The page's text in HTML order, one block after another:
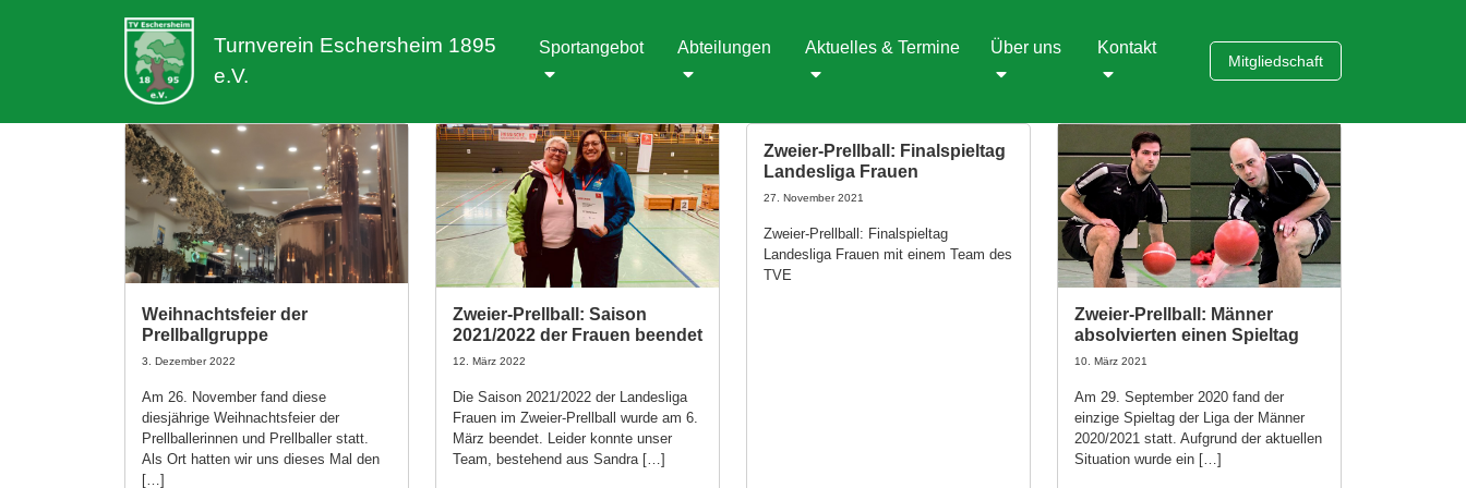
Turnverein Eschersheim 1895
e.V.
Sportangebot Abteilungen Aktuelles & Termine Über uns Kontakt
Mitgliedschaft
Weihnachtsfeier der
Prellballgruppe
3. Dezember 2022
Am 26. November fand diese
diesjährige Weihnachtsfeier der
Prellballerinnen und Prellballer statt.
Als Ort hatten wir uns dieses Mal den
[…]
Zweier-Prellball: Saison
2021/2022 der Frauen beendet
12. März 2022
Die Saison 2021/2022 der Landesliga
Frauen im Zweier-Prellball wurde am 6.
März beendet. Leider konnte unser
Team, bestehend aus Sandra […]
Zweier-Prellball: Finalspieltag
Landesliga Frauen
27. November 2021
Zweier-Prellball: Finalspieltag
Landesliga Frauen mit einem Team des
TVE
Zweier-Prellball: Männer
absolvierten einen Spieltag
10. März 2021
Am 29. September 2020 fand der
einzige Spieltag der Liga der Männer
2020/2021 statt. Aufgrund der aktuellen
Situation wurde ein […]